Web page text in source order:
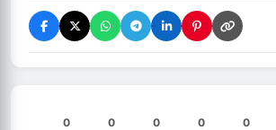
0 0 0 0 0